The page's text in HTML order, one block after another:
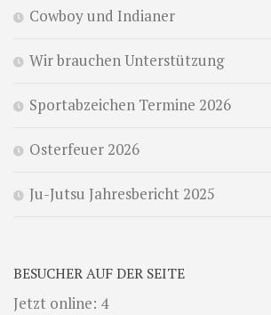
Cowboy und Indianer
Wir brauchen Unterstützung
Sportabzeichen Termine 2026
Osterfeuer 2026
Ju-Jutsu Jahresbericht 2025
BESUCHER AUF DER SEITE
Jetzt online: 4